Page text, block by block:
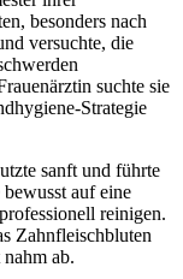
besonders nach
versuchte, die
suchte sie
Strategie
sanft und führte
auf eine
reinigen.
Zahnfleischbluten
ab.